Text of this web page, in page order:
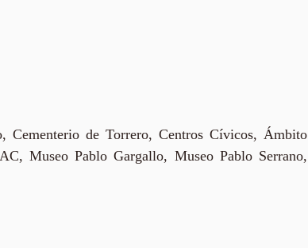
Cementerio de Torrero, Centros Cívicos, Ámbito
Museo Pablo Gargallo, Museo Pablo Serrano,